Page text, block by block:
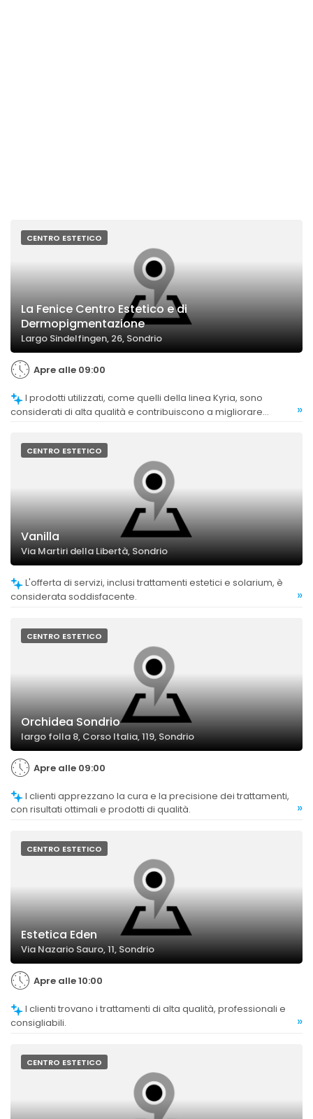
CENTRO ESTETICO
La Fenice Centro Estetico e di
Dermopigmentazione
Largo Sindelfingen, 26, Sondrio
Apre alle 09:00
considerati di alta qualità e contribuiscono a migliorare
»
CENTRO ESTETICO
Vanilla
Via Martiri della Libertà, Sondrio
considerata soddisfacente.
»
CENTRO ESTETICO
Orchidea Sondrio
largo folla 8, Corso Italia, 119, Sondrio
Apre alle 09:00
con risultati ottimali e prodotti di qualità.
»
CENTRO ESTETICO
Estetica Eden
Via Nazario Sauro, 11, Sondrio
Apre alle 10:00
consigliabili.
»
CENTRO ESTETICO